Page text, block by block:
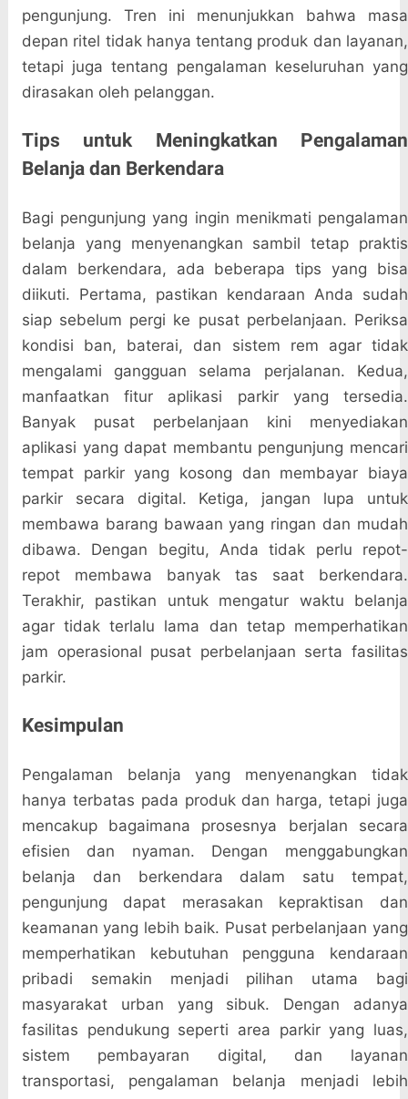
pengunjung. Tren ini menunjukkan bahwa masa
depan ritel tidak hanya tentang produk dan layanan,
tetapi juga tentang pengalaman keseluruhan yang
dirasakan oleh pelanggan.
Tips untuk Meningkatkan Pengalaman
Belanja dan Berkendara
Bagi pengunjung yang ingin menikmati pengalaman
belanja yang menyenangkan sambil tetap praktis
dalam berkendara, ada beberapa tips yang bisa
diikuti. Pertama, pastikan kendaraan Anda sudah
siap sebelum pergi ke pusat perbelanjaan. Periksa
kondisi ban, baterai, dan sistem rem agar tidak
mengalami gangguan selama perjalanan. Kedua,
manfaatkan fitur aplikasi parkir yang tersedia.
Banyak pusat perbelanjaan kini menyediakan
aplikasi yang dapat membantu pengunjung mencari
tempat parkir yang kosong dan membayar biaya
parkir secara digital. Ketiga, jangan lupa untuk
membawa barang bawaan yang ringan dan mudah
dibawa. Dengan begitu, Anda tidak perlu repot-
repot membawa banyak tas saat berkendara.
Terakhir, pastikan untuk mengatur waktu belanja
agar tidak terlalu lama dan tetap memperhatikan
jam operasional pusat perbelanjaan serta fasilitas
parkir.
Kesimpulan
Pengalaman belanja yang menyenangkan tidak
hanya terbatas pada produk dan harga, tetapi juga
mencakup bagaimana prosesnya berjalan secara
efisien dan nyaman. Dengan menggabungkan
belanja dan berkendara dalam satu tempat,
pengunjung dapat merasakan kepraktisan dan
keamanan yang lebih baik. Pusat perbelanjaan yang
memperhatikan kebutuhan pengguna kendaraan
pribadi semakin menjadi pilihan utama bagi
masyarakat urban yang sibuk. Dengan adanya
fasilitas pendukung seperti area parkir yang luas,
sistem pembayaran digital, dan layanan
transportasi, pengalaman belanja menjadi lebih